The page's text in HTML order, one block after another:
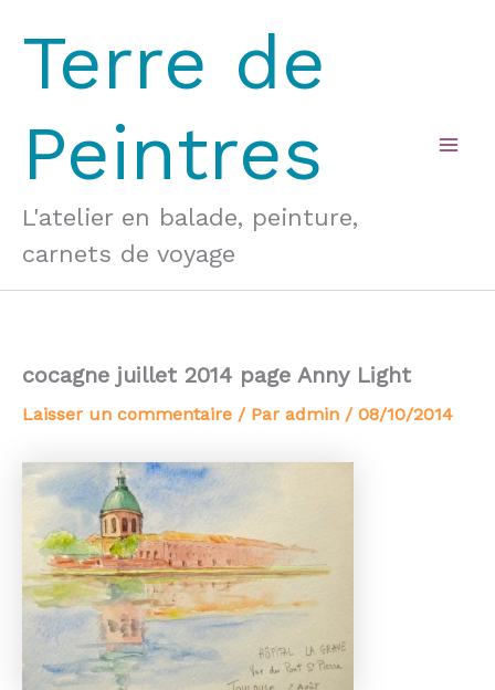
contenu
Terre de
Peintres
L'atelier en balade, peinture,
carnets de voyage
cocagne juillet 2014 page Anny Light
Laisser un commentaire / Par admin / 08/10/2014